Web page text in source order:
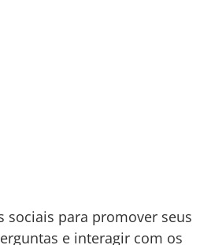
sociais para promover seus
e interagir com os